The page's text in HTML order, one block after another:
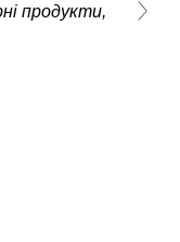
продукти,